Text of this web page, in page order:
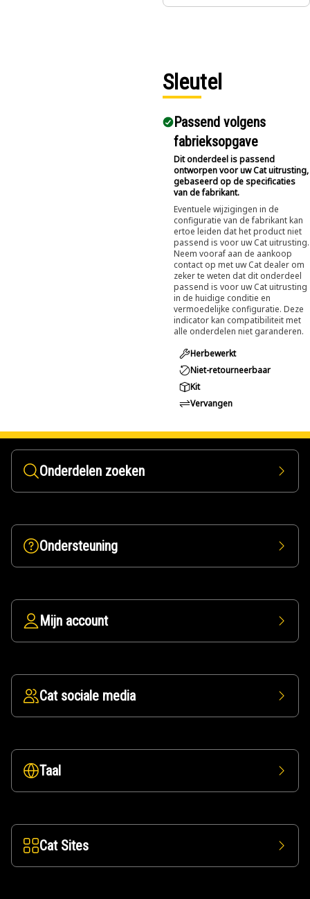
Sleutel
Passend volgens
fabrieksopgave
Dit onderdeel is passend
ontworpen voor uw Cat uitrusting,
gebaseerd op de specificaties
van de fabrikant.
Eventuele wijzigingen in de
configuratie van de fabrikant kan
ertoe leiden dat het product niet
passend is voor uw Cat uitrusting.
Neem vooraf aan de aankoop
contact op met uw Cat dealer om
zeker te weten dat dit onderdeel
passend is voor uw Cat uitrusting
in de huidige conditie en
vermoedelijke configuratie. Deze
indicator kan compatibiliteit met
alle onderdelen niet garanderen.
Herbewerkt
Niet-retourneerbaar
Kit
Vervangen
Onderdelen zoeken
Ondersteuning
Mijn account
Cat sociale media
Taal
Cat Sites